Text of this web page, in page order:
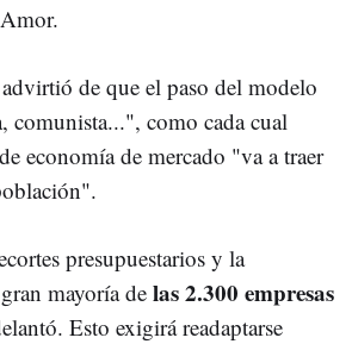
de que el paso del modelo
comunista...", como cada cual
economía de mercado "va a traer
presupuestarios y la
mayoría de las 2.300 empresas
Esto exigirá readaptarse